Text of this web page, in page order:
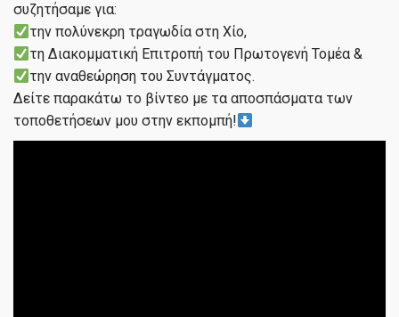
συζητήσαμε για:
την πολύνεκρη τραγωδία στη Χίο,
τη Διακομματική Επιτροπή του Πρωτογενή Τομέα &
την αναθεώρηση του Συντάγματος.
Δείτε παρακάτω το βίντεο με τα αποσπάσματα των
τοποθετήσεων μου στην εκπομπή!